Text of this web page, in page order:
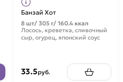
Банзай Хот
8 шт/ 305 г/ 160.4 ккал
Лосось, креветка, сливочный
сыр, огурец, японский соус
33.5руб.